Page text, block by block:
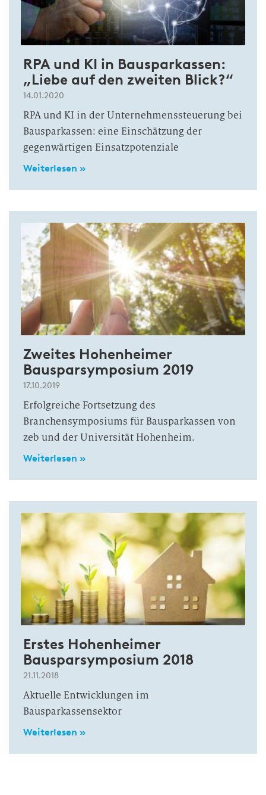
RPA und KI in Bausparkassen:
„Liebe auf den zweiten Blick?“
14.01.2020
RPA und KI in der Unternehmenssteuerung bei
Bausparkassen: eine Einschätzung der
gegenwärtigen Einsatzpotenziale
Weiterlesen »
Zweites Hohenheimer
Bausparsymposium 2019
17.10.2019
Erfolgreiche Fortsetzung des
Branchensymposiums für Bausparkassen von
zeb und der Universität Hohenheim.
Weiterlesen »
Erstes Hohenheimer
Bausparsymposium 2018
21.11.2018
Aktuelle Entwicklungen im
Bausparkassensektor
Weiterlesen »